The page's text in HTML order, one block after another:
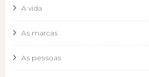
A vida
As marcas
As pessoas